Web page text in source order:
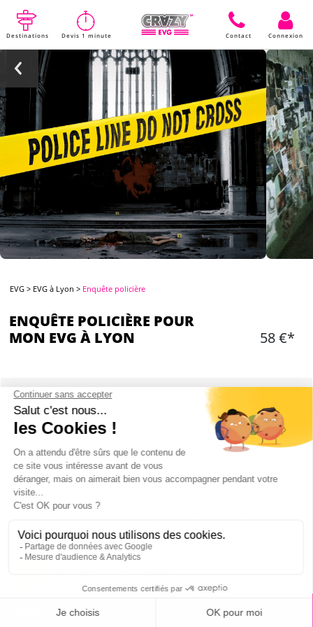
Destinations Devis 1 minute Contact Connexion
EVG > EVG à Lyon > Enquête policière
ENQUÊTE POLICIÈRE POUR
MON EVG À LYON
58 €*
CONTENU
Un guide pour vous aider au début de l'aventure
L'intervention de comédiens
d'investigation, plan, lampe torche, bouteille d'eau,
carnet, stylo...)
2h d'activité environ
Mon EVG à Lyon